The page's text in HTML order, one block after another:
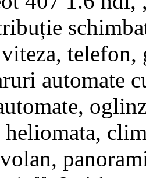
telefon,
automate